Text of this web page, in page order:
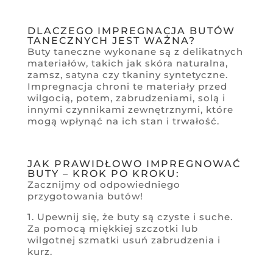
DLACZEGO IMPREGNACJA BUTÓW
TANECZNYCH JEST WAŻNA?
Buty taneczne wykonane są z delikatnych
materiałów, takich jak skóra naturalna,
zamsz, satyna czy tkaniny syntetyczne.
Impregnacja chroni te materiały przed
wilgocią, potem, zabrudzeniami, solą i
innymi czynnikami zewnętrznymi, które
mogą wpłynąć na ich stan i trwałość.
JAK PRAWIDŁOWO IMPREGNOWAĆ
BUTY – KROK PO KROKU:
Zacznijmy od odpowiedniego
przygotowania butów!
1. Upewnij się, że buty są czyste i suche.
Za pomocą miękkiej szczotki lub
wilgotnej szmatki usuń zabrudzenia i
kurz.